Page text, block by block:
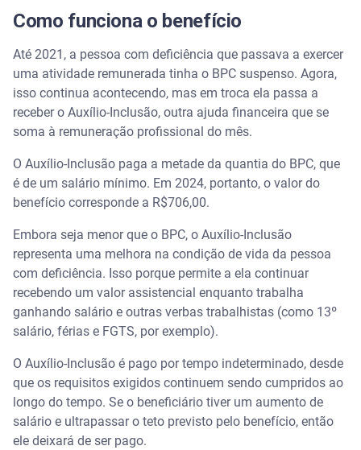
Como funciona o benefício
Até 2021, a pessoa com deficiência que passava a exercer
uma atividade remunerada tinha o BPC suspenso. Agora,
isso continua acontecendo, mas em troca ela passa a
receber o Auxílio-Inclusão, outra ajuda financeira que se
soma à remuneração profissional do mês.
O Auxílio-Inclusão paga a metade da quantia do BPC, que
é de um salário mínimo. Em 2024, portanto, o valor do
benefício corresponde a R$706,00.
Embora seja menor que o BPC, o Auxílio-Inclusão
representa uma melhora na condição de vida da pessoa
com deficiência. Isso porque permite a ela continuar
recebendo um valor assistencial enquanto trabalha
ganhando salário e outras verbas trabalhistas (como 13º
salário, férias e FGTS, por exemplo).
O Auxílio-Inclusão é pago por tempo indeterminado, desde
que os requisitos exigidos continuem sendo cumpridos ao
longo do tempo. Se o beneficiário tiver um aumento de
salário e ultrapassar o teto previsto pelo benefício, então
ele deixará de ser pago.